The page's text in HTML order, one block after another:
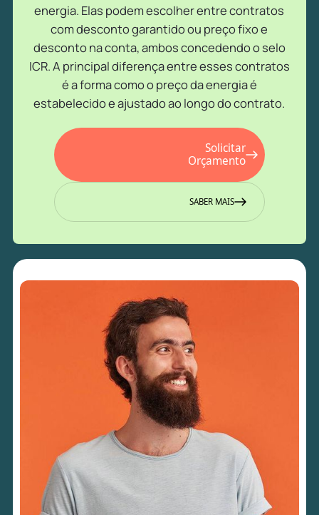
energia. Elas podem escolher entre contratos
com desconto garantido ou preço fixo e
desconto na conta, ambos concedendo o selo
ICR. A principal diferença entre esses contratos
é a forma como o preço da energia é
estabelecido e ajustado ao longo do contrato.
Solicitar
Orçamento
SABER MAIS